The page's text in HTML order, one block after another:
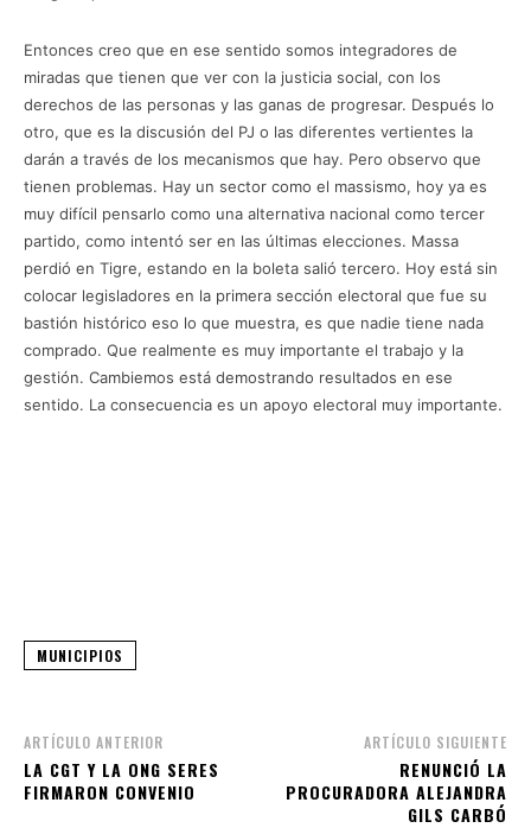
Entonces creo que en ese sentido somos integradores de
miradas que tienen que ver con la justicia social, con los
derechos de las personas y las ganas de progresar. Después lo
otro, que es la discusión del PJ o las diferentes vertientes la
darán a través de los mecanismos que hay. Pero observo que
tienen problemas. Hay un sector como el massismo, hoy ya es
muy difícil pensarlo como una alternativa nacional como tercer
partido, como intentó ser en las últimas elecciones. Massa
perdió en Tigre, estando en la boleta salió tercero. Hoy está sin
colocar legisladores en la primera sección electoral que fue su
bastión histórico eso lo que muestra, es que nadie tiene nada
comprado. Que realmente es muy importante el trabajo y la
gestión. Cambiemos está demostrando resultados en ese
sentido. La consecuencia es un apoyo electoral muy importante.
MUNICIPIOS
ARTÍCULO ANTERIOR
LA CGT Y LA ONG SERES
FIRMARON CONVENIO
ARTÍCULO SIGUIENTE
RENUNCIÓ LA
PROCURADORA ALEJANDRA
GILS CARBÓ